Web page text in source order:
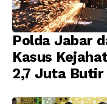
Polda Jabar
Kasus
2,7 Juta Butir